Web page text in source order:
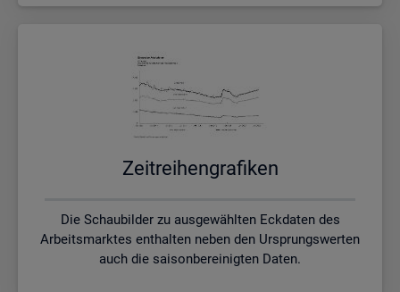
Zeit­rei­hen­gra­fi­ken
Die Schaubilder zu ausgewählten Eckdaten des
Arbeitsmarktes enthalten neben den Ursprungswerten
auch die saisonbereinigten Daten.